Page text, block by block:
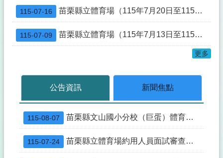
苗栗縣立體育場約用人員面試審查結果
115-07-16 苗栗縣立體育場（115年7月20日至115年7月26日）活動一覽表
115-07-09 苗栗縣立體育場（115年7月13日至115年7月19日）活動一覽表
更多
公告資訊 新聞焦點
115-08-07 苗栗縣文山國小分校（巨蛋）體育館游泳池委託營運管理文件
115-07-24 苗栗縣立體育場約用人員面試審查結果